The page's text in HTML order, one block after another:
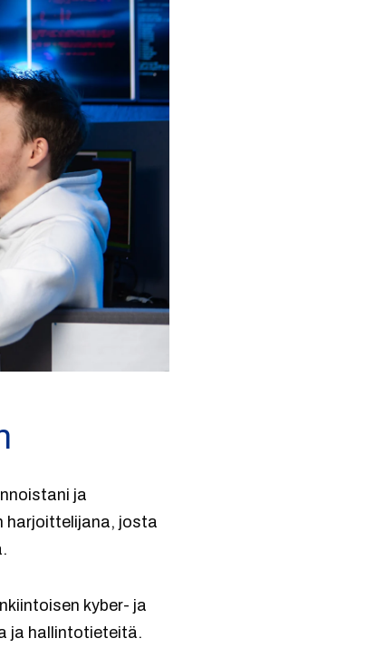
ja
harjoittelijana, josta
kyber- ja
ja hallintotieteitä.